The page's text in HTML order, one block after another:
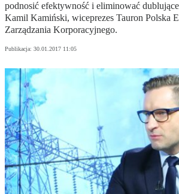
podnosić efektywność i eliminować
Kamil Kamiński, wiceprezes Tauron Polska
Zarządzania Korporacyjnego.
Publikacja: 30.01.2017 11:05